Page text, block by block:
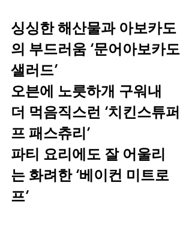
싱싱한 해산물과 아보카도
의 부드러움 ‘문어아보카도
샐러드’
오븐에 노릇하개 구워내
더 먹음직스런 ‘치킨스튜퍼
프 패스츄리’
파티 요리에도 잘 어울리
는 화려한 ‘베이컨 미트로
프’